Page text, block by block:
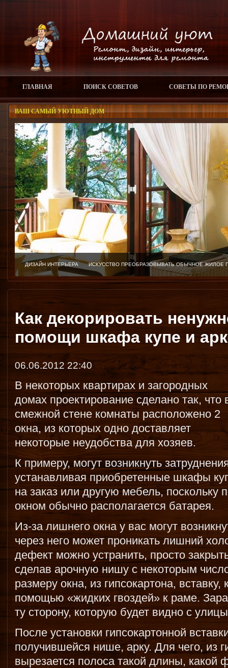
ГЛАВНАЯ ПОИСК СОВЕТОВ СОВЕТЫ ПО
ВАШ САМЫЙ УЮТНЫЙ ДОМ
ДИЗАЙН ИНТЕРЬЕРА ИСКУССТВО ПРЕОБРАЗОВЫВАТЬ ОБЫЧНОЕ
Как декорировать
помощи шкафа купе и
06.06.2012 22:40
В некоторых квартирах и загородных
домах проектирование сделано так, что
смежной стене комнаты расположено 2
окна, из которых одно доставляет
некоторые неудобства для хозяев.
К примеру, могут возникнуть
устанавливая приобретенные шкафы
на заказ или другую мебель, поскольку
окном обычно располагается батарея.
Из-за лишнего окна у вас могут
через него может проникать лишний
дефект можно устранить, просто
сделав арочную нишу с некоторым
размеру окна, из гипсокартона,
помощью «жидких гвоздей» к раме.
ту сторону, которую будет видно с
После установки гипсокартонной
получившейся нише, арку. Для чего, из
вырезается полоса такой длины, какой